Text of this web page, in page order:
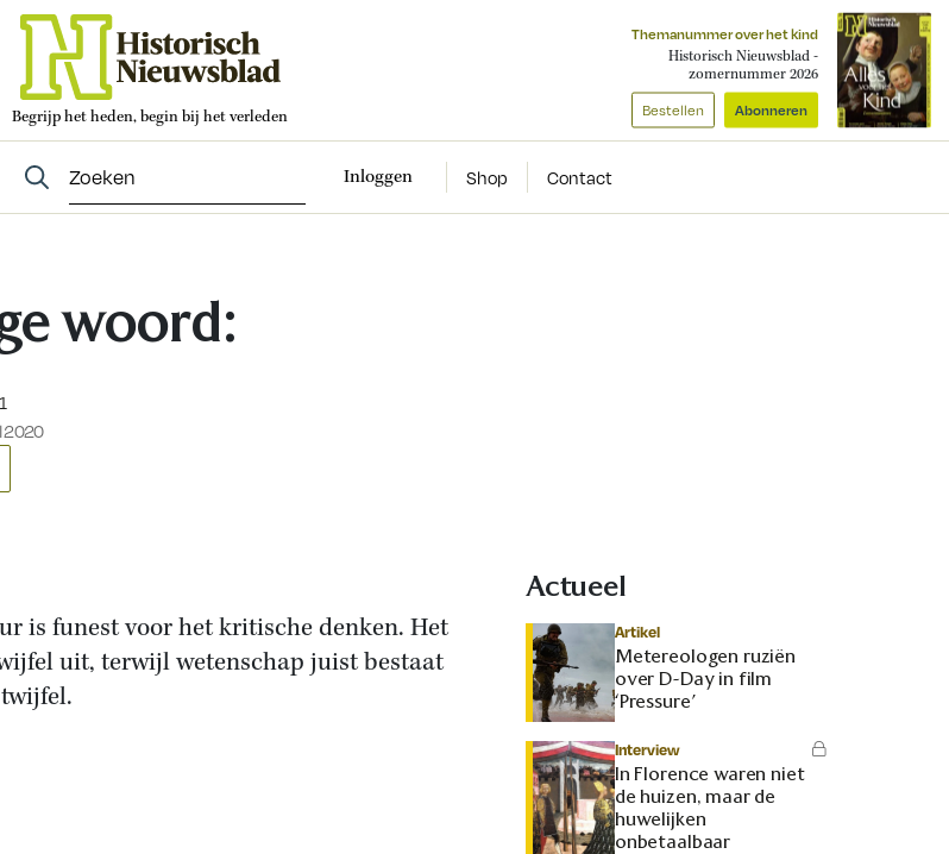
Begrijp het heden, begin bij het verleden
Themanummer over het kind
Historisch Nieuwsblad -
zomernummer 2026
Bestellen Abonneren
Inloggen Shop Contact
woord:
2020
is funest voor het kritische denken. Het
uit, terwijl wetenschap juist bestaat
Actueel
Artikel
Metereologen ruziën
over D-Day in film
‘Pressure’
Interview
In Florence waren niet
de huizen, maar de
huwelijken
onbetaalbaar